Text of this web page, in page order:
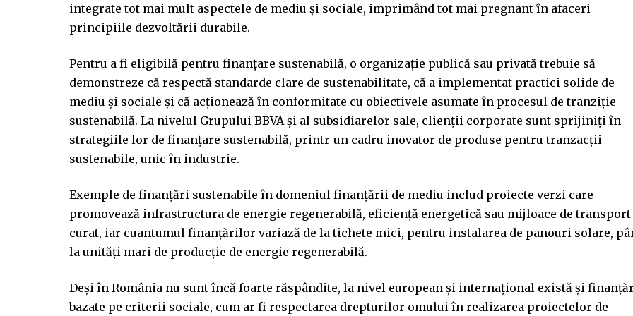
integrate tot mai mult aspectele de mediu și sociale, imprimând tot mai pregnant în afaceri
principiile dezvoltării durabile.
Pentru a fi eligibilă pentru finanțare sustenabilă, o organizație publică sau privată trebuie să
demonstreze că respectă standarde clare de sustenabilitate, că a implementat practici solide de
mediu și sociale și că acționează în conformitate cu obiectivele asumate în procesul de tranziție
sustenabilă. La nivelul Grupului BBVA și al subsidiarelor sale, clienții corporate sunt sprijiniți în
strategiile lor de finanțare sustenabilă, printr-un cadru inovator de produse pentru tranzacții
sustenabile, unic în industrie.
Exemple de finanțări sustenabile în domeniul finanţării de mediu includ proiecte verzi care
promovează infrastructura de energie regenerabilă, eficiență energetică sau mijloace de transport
curat, iar cuantumul finanţărilor variază de la tichete mici, pentru instalarea de panouri solare,
la unități mari de producție de energie regenerabilă.
Deși în România nu sunt încă foarte răspândite, la nivel european și internațional există și
bazate pe criterii sociale, cum ar fi respectarea drepturilor omului în realizarea proiectelor de